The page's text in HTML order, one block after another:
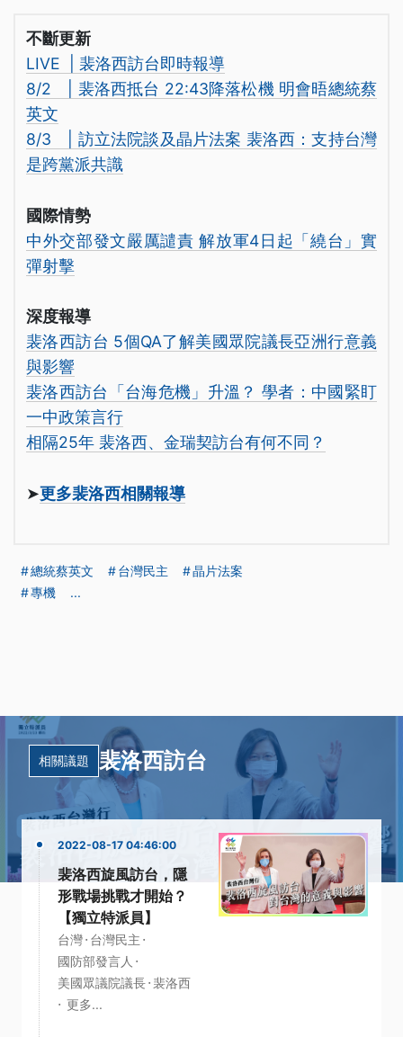
不斷更新
LIVE | 裴洛西訪台即時報導
8/2 | 裴洛西抵台 22:43降落松機 明會晤總統蔡
英文
8/3 | 訪立法院談及晶片法案 裴洛西：支持台灣
是跨黨派共識
國際情勢
中外交部發文嚴厲譴責 解放軍4日起「繞台」實
彈射擊
深度報導
裴洛西訪台 5個QA了解美國眾院議長亞洲行意義
與影響
裴洛西訪台「台海危機」升溫？ 學者：中國緊盯
一中政策言行
相隔25年 裴洛西、金瑞契訪台有何不同？
➤更多裴洛西相關報導
總統蔡英文 台灣民主
晶片法案
專機
...
相關議題 裴洛西訪台
2022-08-17 04:46:00
裴洛西旋風訪台，隱
形戰場挑戰才開始？
【獨立特派員】
台灣· 台灣民主 ·
國防部發言人 ·
美國眾議院議長· 裴洛西
· 更多...